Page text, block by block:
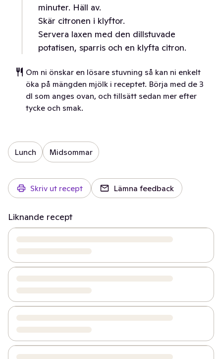
minuter. Häll av.
Skär citronen i klyftor.
Servera laxen med den dillstuvade
potatisen, sparris och en klyfta citron.
Om ni önskar en lösare stuvning så kan ni enkelt
öka på mängden mjölk i receptet. Börja med de 3
dl som anges ovan, och tillsätt sedan mer efter
tycke och smak.
Lunch Midsommar
Skriv ut recept Lämna feedback
Liknande recept